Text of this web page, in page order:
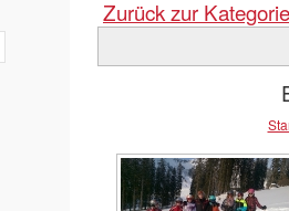
Zurück zur